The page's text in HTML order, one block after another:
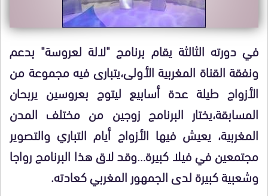
في دورته الثالثة يقام برنامج "لالة لعروسة" بدعم
ونفقة القناة المغربية الأولى،يتبارى فيه مجموعة من
الأزواج طيلة عدة أسابيع ليتوج بعروسين يربحان
المسابقة،يختار البرنامج زوجين من مختلف المدن
المغربية، يعيش فيها الأزواج أيام التباري والتصوير
مجتمعين في فيلا كبيرة…وقد لاق هذا البرنامج رواجا
وشعبية كبيرة لدى الجمهور المغربي كعادته.